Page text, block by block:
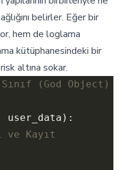
belirler. Eğer bir
hem de loglama
kütüphanesindeki bir
altına sokar.
(God Object)
ve Kayıt